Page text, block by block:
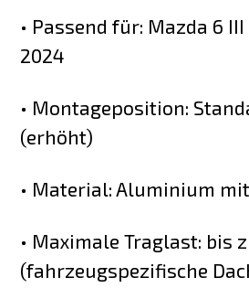
• Passend für: Mazda 6 III
2024
• Montageposition:
(erhöht)
• Material: Aluminium
• Maximale Traglast: bis
(fahrzeugspezifische